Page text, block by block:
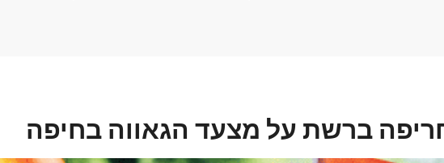
ברשת על מצעד הגאווה בחיפה